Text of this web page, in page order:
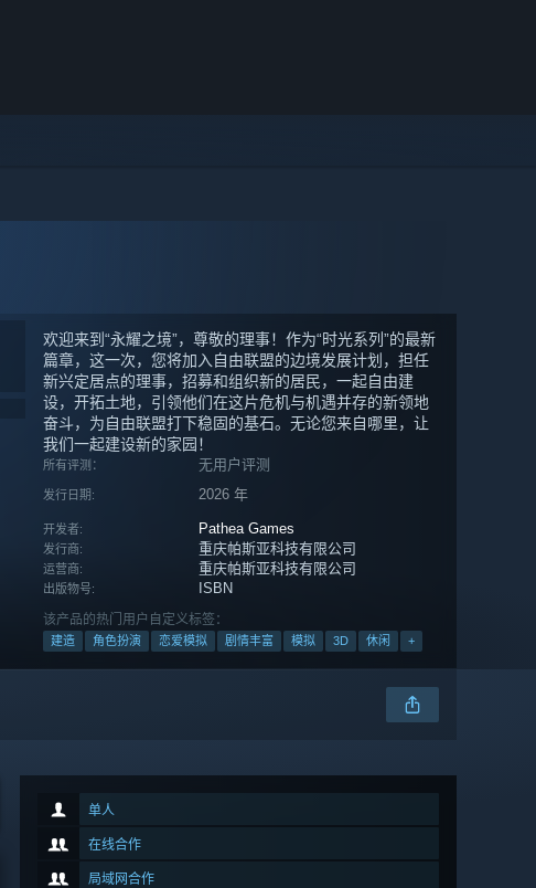
欢迎来到“永耀之境”，尊敬的理事！作为“时光系列”的最新
篇章，这一次，您将加入自由联盟的边境发展计划，担任
新兴定居点的理事，招募和组织新的居民，一起自由建
设，开拓土地，引领他们在这片危机与机遇并存的新领地
奋斗，为自由联盟打下稳固的基石。无论您来自哪里，让
我们一起建设新的家园！
所有评测： 无用户评测
发行日期: 2026 年
开发者: Pathea Games
发行商: 重庆帕斯亚科技有限公司
运营商: 重庆帕斯亚科技有限公司
出版物号: ISBN
该产品的热门用户自定义标签：
建造 角色扮演 恋爱模拟 剧情丰富 模拟 3D 休闲 +
单人
在线合作
局域网合作